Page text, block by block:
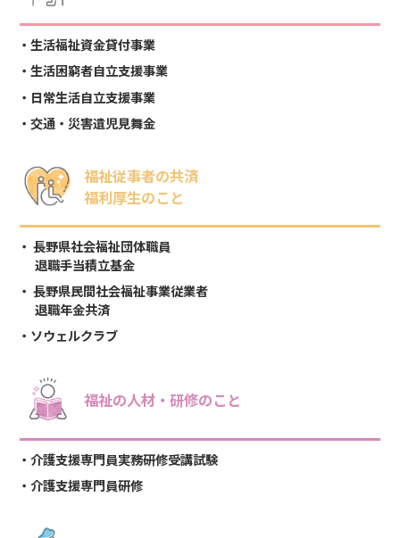
生活福祉資金貸付事業
生活困窮者自立支援事業
日常生活自立支援事業
交通・災害遺児見舞金
福祉従事者の共済
福利厚生のこと
長野県社会福祉団体職員
退職手当積立基金
長野県民間社会福祉事業従業者
退職年金共済
ソウェルクラブ
福祉の人材・研修のこと
介護支援専門員実務研修受講試験
介護支援専門員研修